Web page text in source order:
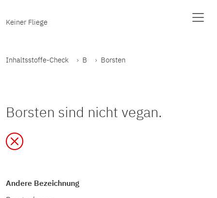
Keiner Fliege
Inhaltsstoffe-Check B Borsten
Borsten sind nicht vegan.
Andere Bezeichnung